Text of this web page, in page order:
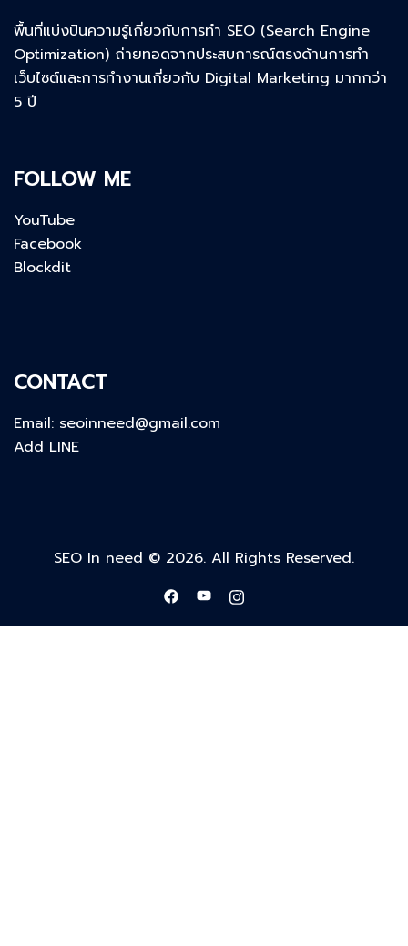
พื้นที่แบ่งปันความรู้เกี่ยวกับการทำ SEO (Search Engine
Optimization) ถ่ายทอดจากประสบการณ์ตรงด้านการทำ
เว็บไซต์และการทำงานเกี่ยวกับ Digital Marketing มากกว่า
5 ปี
FOLLOW ME
YouTube
Facebook
Blockdit
CONTACT
Email: seoinneed@gmail.com
Add LINE
SEO In need © 2026. All Rights Reserved.